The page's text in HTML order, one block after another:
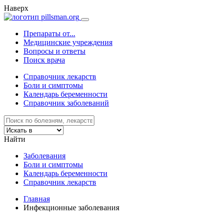
Наверх
Препараты от...
Медицинские учреждения
Вопросы и ответы
Поиск врача
Справочник лекарств
Боли и симптомы
Календарь беременности
Справочник заболеваний
Найти
Заболевания
Боли и симптомы
Календарь беременности
Справочник лекарств
Главная
Инфекционные заболевания